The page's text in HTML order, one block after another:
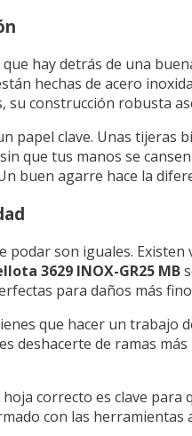
hay detrás de una
hechas de acero
su construcción robusta
papel clave. Unas tijeras
que tus manos se
buen agarre hace la
podar son iguales.
3629 INOX-GR25 MB
para daños más
que hacer un
deshacerte de ramas
correcto es clave
con las